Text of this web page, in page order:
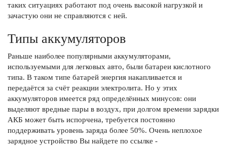
таких ситуациях работают под очень высокой нагрузкой и
зачастую они не справляются с ней.
Типы аккумуляторов
Раньше наиболее популярными аккумуляторами,
используемыми для легковых авто, были батареи кислотного
типа. В таком типе батарей энергия накапливается и
передаётся за счёт реакции электролита. Но у этих
аккумуляторов имеется ряд определённых минусов: они
выделяют вредные пары в воздух, при долгом времени зарядки
АКБ может быть испорчена, требуется постоянно
поддерживать уровень заряда более 50%. Очень неплохое
зарядное устройство Вы найдете по ссылке -